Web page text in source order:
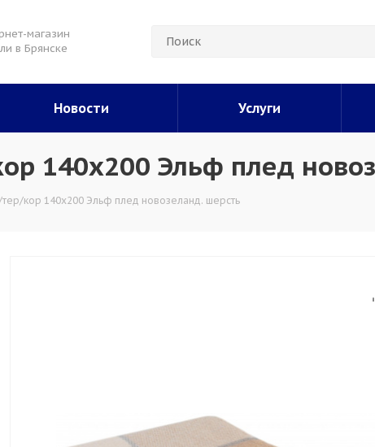
магазин
в Брянске
Новости Услуги
140х200 Эльф плед
кор 140х200 Эльф плед новозеланд. шерсть